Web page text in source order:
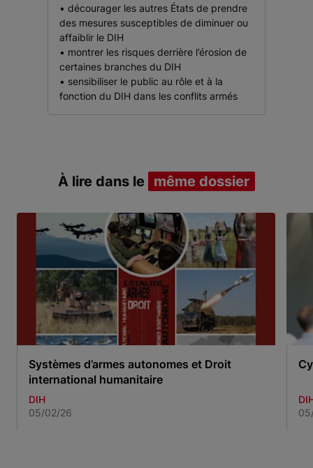
• décourager les autres États de prendre
des mesures susceptibles de diminuer ou
affaiblir le DIH
• montrer les risques derrière l’érosion de
certaines branches du DIH
• sensibiliser le public au rôle et à la
fonction du DIH dans les conflits armés
À lire dans le même dossier
Systèmes d’armes autonomes et Droit
international humanitaire
DIH
05/02/26